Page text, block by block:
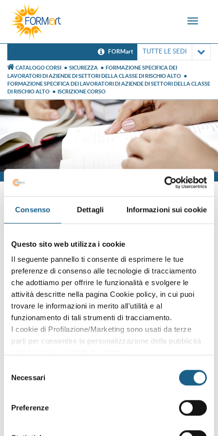
Consenso Dettagli Informazioni sui cookie
Questo sito web utilizza i cookie
Il seguente pannello ti consente di esprimere le tue
preferenze di consenso alle tecnologie di tracciamento
che adottiamo per offrire le funzionalità e svolgere le
attività descritte nella pagina Cookie policy, in cui puoi
trovare le informazioni in merito all'utilità e al
funzionamento di tali strumenti di tracciamento.
I cookie di Profilazione/Marketing sono usati da terze
parti per consentire la personalizzazione della pubblicità
qualsiasi momento. Consulta anche la nostra Privacy
delNecessari
Preferenze
Toggle
FORMart TUTTE LE SEDI
CATALOGO CORSI SICUREZZA
FORMAZIONE SPECIFICA DEI
LAVORATORI DI AZIENDE DI SETTORI DELLA CLASSE DI RISCHIO ALTO
FORMAZIONE SPECIFICA DEI LAVORATORI DI AZIENDE DI SETTORI DELLA CLASSE
DI RISCHIO ALTO
ISCRIZIONE CORSO
Iscrizione
Sei già cliente?
Accedi con le credenziali che hai già creato in fase di
AZIENDA PRIVATO
P. IVA
PASSWORD (minimo 8 caratteri)
Oppure prosegui l'iscrizione al corso come
Puoi proseguire l'iscrizione al corso senza fare login. Scegli